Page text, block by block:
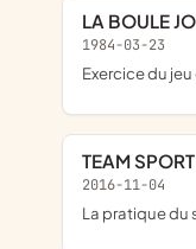
LA BOULE
1984-03-23
Exercice du
TEAM
2016-11-04
la pratique du